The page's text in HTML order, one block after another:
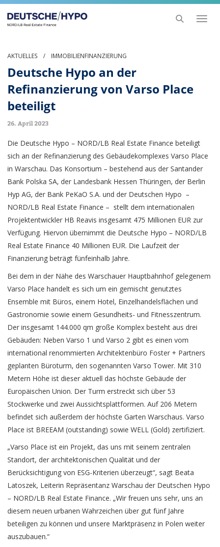
Toggle
AKTUELLES / IMMOBILIENFINANZIERUNG
Deutsche Hypo an der
Refinanzierung von Varso Place
beteiligt
26. April 2023
Die Deutsche Hypo – NORD/LB Real Estate Finance beteiligt
sich an der Refinanzierung des Gebäudekomplexes Varso Place
in Warschau. Das Konsortium – bestehend aus der Santander
Bank Polska SA, der Landesbank Hessen Thüringen, der Berlin
Hyp AG, der Bank PeKaO S.A. und der Deutschen Hypo –
NORD/LB Real Estate Finance – stellt dem internationalen
Projektentwickler HB Reavis insgesamt 475 Millionen EUR zur
Verfügung. Hiervon übernimmt die Deutsche Hypo – NORD/LB
Real Estate Finance 40 Millionen EUR. Die Laufzeit der
Finanzierung beträgt fünfeinhalb Jahre.
Bei dem in der Nähe des Warschauer Hauptbahnhof gelegenem
Varso Place handelt es sich um ein gemischt genutztes
Ensemble mit Büros, einem Hotel, Einzelhandelsflächen und
Gastronomie sowie einem Gesundheits- und Fitnesszentrum.
Der insgesamt 144.000 qm große Komplex besteht aus drei
Gebäuden: Neben Varso 1 und Varso 2 gibt es einen vom
international renommierten Architektenbüro Foster + Partners
geplanten Büroturm, den sogenannten Varso Tower. Mit 310
Metern Höhe ist dieser aktuell das höchste Gebäude der
Europäischen Union. Der Turm erstreckt sich über 53
Stockwerke und zwei Aussichtsplattformen. Auf 206 Metern
befindet sich außerdem der höchste Garten Warschaus. Varso
Place ist BREEAM (outstanding) sowie WELL (Gold) zertifiziert.
„Varso Place ist ein Projekt, das uns mit seinem zentralen
Standort, der architektonischen Qualität und der
Berücksichtigung von ESG-Kriterien überzeugt“, sagt Beata
Latoszek, Leiterin Repräsentanz Warschau der Deutschen Hypo
– NORD/LB Real Estate Finance. „Wir freuen uns sehr, uns an
diesem neuen urbanen Wahrzeichen über gut fünf Jahre
beteiligen zu können und unsere Marktpräsenz in Polen weiter
auszubauen.“